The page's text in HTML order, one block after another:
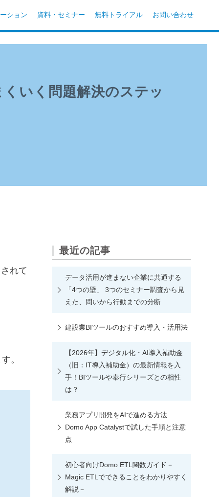
ション 資料・セミナー 無料トライアル お問い合わせ
いく問題解決のステッ
れて
。
最近の記事
データ活用が進まない企業に共通する
「4つの壁」 3つのセミナー調査から見
えた、問いから行動までの分断
建設業BIツールのおすすめ導入・活用法
【2026年】デジタル化・AI導入補助金
（旧：IT導入補助金）の最新情報を入
手！BIツールや奉行シリーズとの相性
は？
業務アプリ開発をAIで進める方法
Domo App Catalystで試した手順と注意
点
初心者向けDomo ETL関数ガイド－
Magic ETLでできることをわかりやすく
解説－